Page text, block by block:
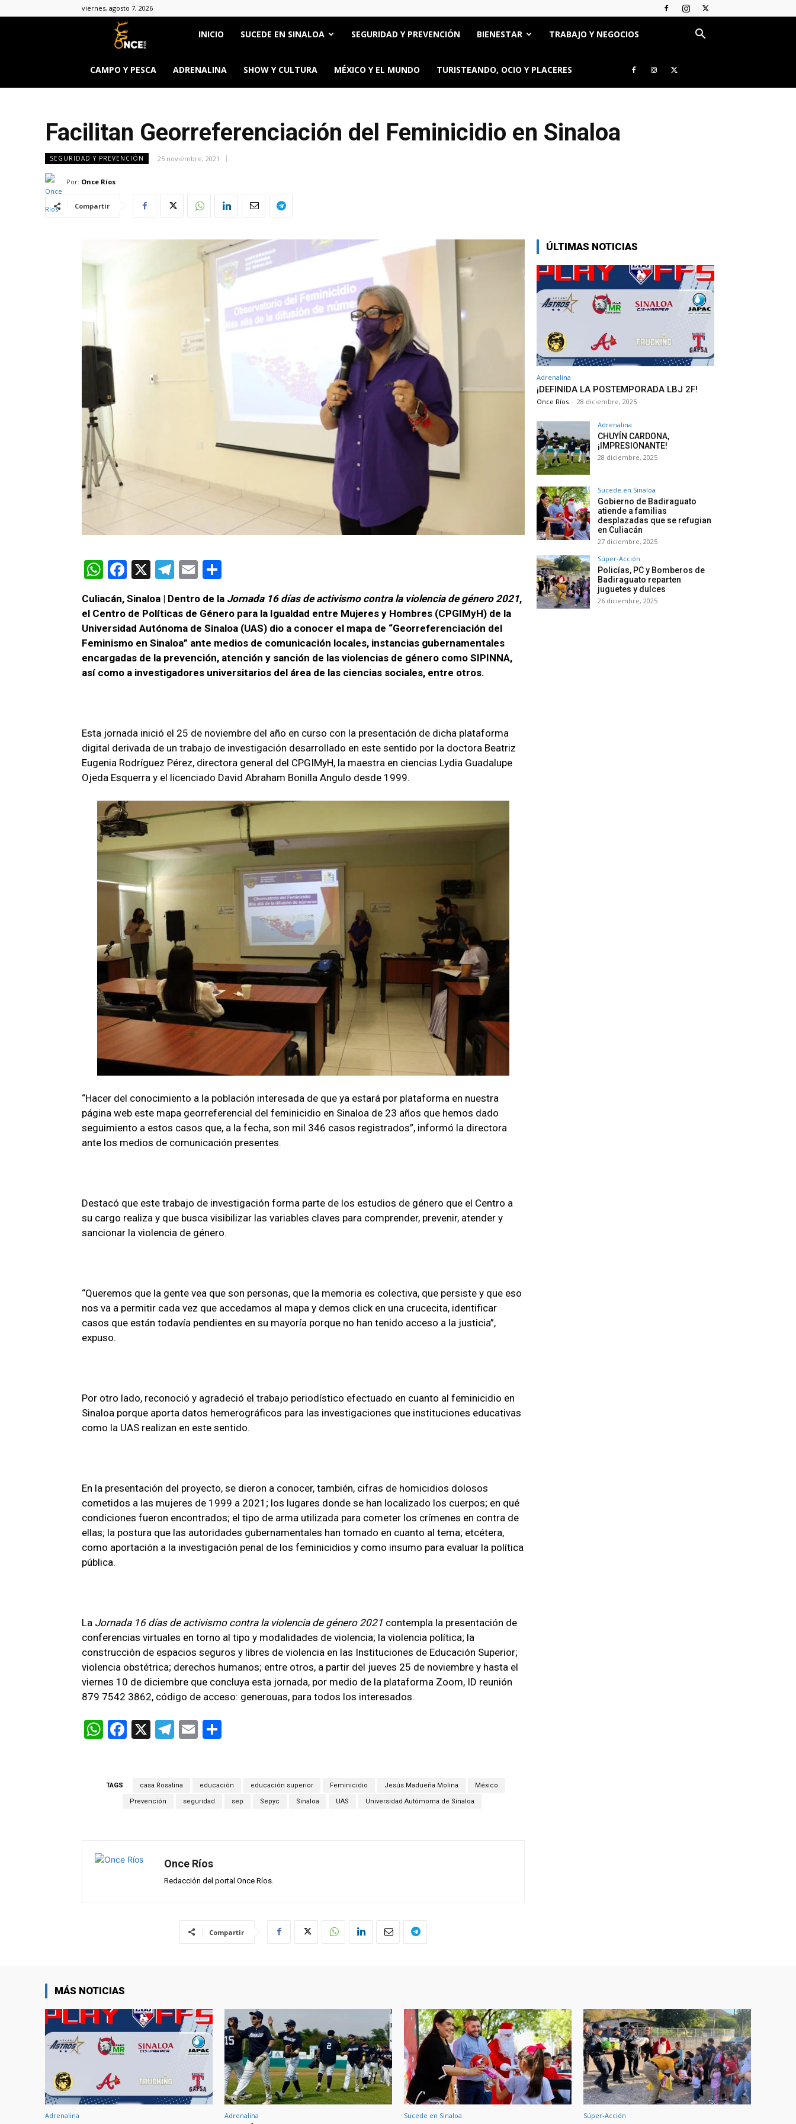
viernes, agosto 7, 2026
Once
Ríos
INICIO SUCEDE EN SINALOA SEGURIDAD Y PREVENCIÓN BIENESTAR TRABAJO Y NEGOCIOS
CAMPO Y PESCA ADRENALINA SHOW Y CULTURA MÉXICO Y EL MUNDO TURISTEANDO, OCIO Y PLACERES
Facilitan Georreferenciación del Feminicidio en Sinaloa
SEGURIDAD Y PREVENCIÓN 25 noviembre, 2021
Por: Once Ríos
Compartir
W
at
s
A
p
p
F
ce
b
o
o
k
X
T
e
gr
a
m
E
ail m
p
ar
tir
Culiacán, Sinaloa | Dentro de la Jornada 16 días de activismo contra la violencia de género 2021,
el Centro de Políticas de Género para la Igualdad entre Mujeres y Hombres (CPGIMyH) de la
Universidad Autónoma de Sinaloa (UAS) dio a conocer el mapa de “Georreferenciación del
Feminismo en Sinaloa” ante medios de comunicación locales, instancias gubernamentales
encargadas de la prevención, atención y sanción de las violencias de género como SIPINNA,
así como a investigadores universitarios del área de las ciencias sociales, entre otros.
Esta jornada inició el 25 de noviembre del año en curso con la presentación de dicha plataforma
digital derivada de un trabajo de investigación desarrollado en este sentido por la doctora Beatriz
Eugenia Rodríguez Pérez, directora general del CPGIMyH, la maestra en ciencias Lydia Guadalupe
Ojeda Esquerra y el licenciado David Abraham Bonilla Angulo desde 1999.
“Hacer del conocimiento a la población interesada de que ya estará por plataforma en nuestra
página web este mapa georreferencial del feminicidio en Sinaloa de 23 años que hemos dado
seguimiento a estos casos que, a la fecha, son mil 346 casos registrados”, informó la directora
ante los medios de comunicación presentes.
Destacó que este trabajo de investigación forma parte de los estudios de género que el Centro a
su cargo realiza y que busca visibilizar las variables claves para comprender, prevenir, atender y
sancionar la violencia de género.
“Queremos que la gente vea que son personas, que la memoria es colectiva, que persiste y que eso
nos va a permitir cada vez que accedamos al mapa y demos click en una crucecita, identificar
casos que están todavía pendientes en su mayoría porque no han tenido acceso a la justicia”,
expuso.
Por otro lado, reconoció y agradeció el trabajo periodístico efectuado en cuanto al feminicidio en
Sinaloa porque aporta datos hemerográficos para las investigaciones que instituciones educativas
como la UAS realizan en este sentido.
En la presentación del proyecto, se dieron a conocer, también, cifras de homicidios dolosos
cometidos a las mujeres de 1999 a 2021; los lugares donde se han localizado los cuerpos; en qué
condiciones fueron encontrados; el tipo de arma utilizada para cometer los crímenes en contra de
ellas; la postura que las autoridades gubernamentales han tomado en cuanto al tema; etcétera,
como aportación a la investigación penal de los feminicidios y como insumo para evaluar la política
pública.
La Jornada 16 días de activismo contra la violencia de género 2021 contempla la presentación de
conferencias virtuales en torno al tipo y modalidades de violencia; la violencia política; la
construcción de espacios seguros y libres de violencia en las Instituciones de Educación Superior;
violencia obstétrica; derechos humanos; entre otros, a partir del jueves 25 de noviembre y hasta el
viernes 10 de diciembre que concluya esta jornada, por medio de la plataforma Zoom, ID reunión
879 7542 3862, código de acceso: generouas, para todos los interesados.
W
s
F
o
X
T
gr
a
E
p
ar
TAGS casa Rosalina educación educación superior Feminicidio Jesús Madueña Molina México
Prevención seguridad sep Sepyc Sinaloa UAS Universidad Autómoma de Sinaloa
Once Ríos
Redacción del portal Once Ríos.
Compartir
ÚLTIMAS NOTICIAS
Adrenalina
¡DEFINIDA LA POSTEMPORADA LBJ 2F!
Once Ríos - 28 diciembre, 2025
Adrenalina
CHUYÍN CARDONA,
¡IMPRESIONANTE!
28 diciembre, 2025
Sucede en Sinaloa
Gobierno de Badiraguato
atiende a familias
desplazadas que se refugian
en Culiacán
27 diciembre, 2025
Súper-Acción
Policías, PC y Bomberos de
Badiraguato reparten
juguetes y dulces
26 diciembre, 2025
MÁS NOTICIAS
Adrenalina Adrenalina Sucede en Sinaloa Súper-Acción